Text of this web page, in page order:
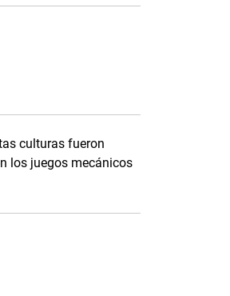
culturas fueron
los juegos mecánicos